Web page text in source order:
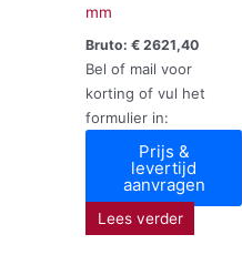
mm
Bruto:€ 2621,40
Bel of mail voor
korting of vul het
formulier in:
Prijs &
levertijd
aanvragen
Lees verder